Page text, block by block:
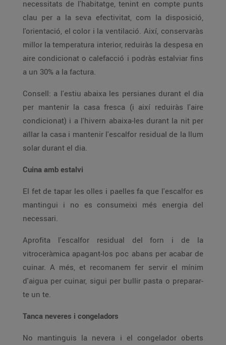
necessitats de l'habitatge, tenint en compte punts
clau per a la seva efectivitat, com la disposició,
l'orientació, el color i la ventilació. Així, conservaràs
millor la temperatura interior, reduiràs la despesa en
aire condicionat o calefacció i podràs estalviar fins
a un 30% a la factura.
Consell: a l'estiu abaixa les persianes durant el dia
per mantenir la casa fresca (i així reduiràs l'aire
condicionat) i a l'hivern abaixa-les durant la nit per
aïllar la casa i mantenir l'escalfor residual de la llum
solar durant el dia.
Cuina amb estalvi
El fet de tapar les olles i paelles fa que l'escalfor es
mantingui i no es consumeixi més energia del
necessari.
Aprofita l'escalfor residual del forn i de la
vitroceràmica apagant-los poc abans per acabar de
cuinar. A més, et recomanem fer servir el mínim
d'aigua per cuinar, sigui per bullir pasta o preparar-
te un te.
Tanca neveres i congeladors
No mantinguis la nevera i el congelador oberts